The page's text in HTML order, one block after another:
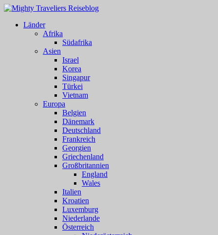
Länder
Afrika
Südafrika
Asien
Israel
Korea
Singapur
Türkei
Vietnam
Europa
Belgien
Dänemark
Deutschland
Frankreich
Georgien
Griechenland
Großbritannien
England
Wales
Italien
Kroatien
Luxemburg
Niederlande
Österreich